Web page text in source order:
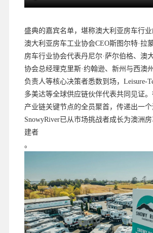
盛典的嘉宾名单，堪称澳大利亚房车行业
澳大利亚房车工业协会CEO斯图尔特·拉
房车行业协会代表丹尼尔·萨尔伯格、澳
协会总经理克里斯·约翰逊、新州与西澳
负责人等核心决策者悉数到场，Leisure-
多美达等全球供应链伙伴代表共同见证
产业链关键节点的全员聚首，传递出一
SnowyRiver已从市场挑战者成长为澳洲
建者
。